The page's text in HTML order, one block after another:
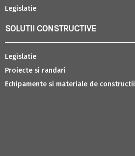
Legislatie
SOLUTII CONSTRUCTIVE
Legislatie
Proiecte si randari
Echipamente si materiale de constructii